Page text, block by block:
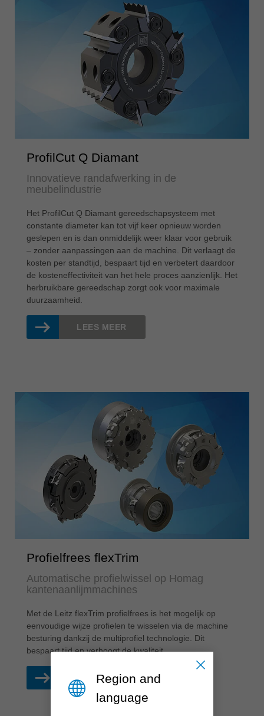
ProfilCut Q Diamant
Innovatieve randafwerking in de
meubelindustrie
Het ProfilCut Q Diamant gereedschapsysteem met
constante diameter kan tot vijf keer opnieuw worden
geslepen en is dan onmiddelijk weer klaar voor gebruik
– zonder aanpassingen aan de machine. Dit verlaagt de
kosten per standtijd, bespaart tijd en verbetert daardoor
de kosteneffectiviteit van het hele proces aanzienlijk. Het
herbruikbare gereedschap zorgt ook voor maximale
duurzaamheid.
LEES MEER
Profielfrees flexTrim
Automatische profielwissel op Homag
kantenaanlijmmachines
Met de Leitz flexTrim profielfrees is het mogelijk op
eenvoudige wijze profielen te wisselen via de machine
besturing dankzij de multiprofiel technologie. Dit
bespaart tijd en verhoogt de kwaliteit.
LEES MEER
Region and
language